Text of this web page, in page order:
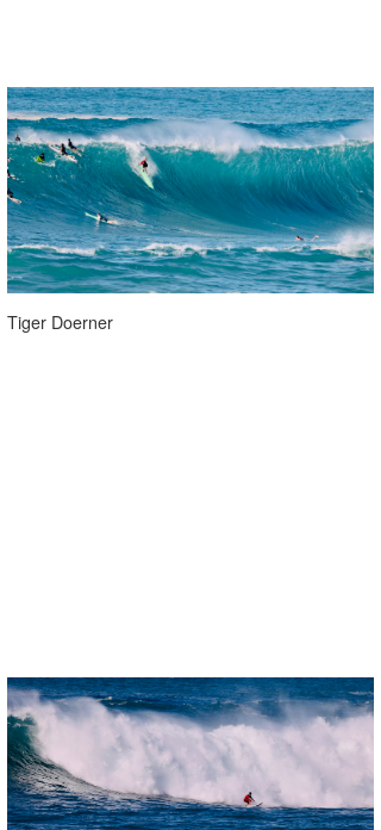
Tiger Doerner